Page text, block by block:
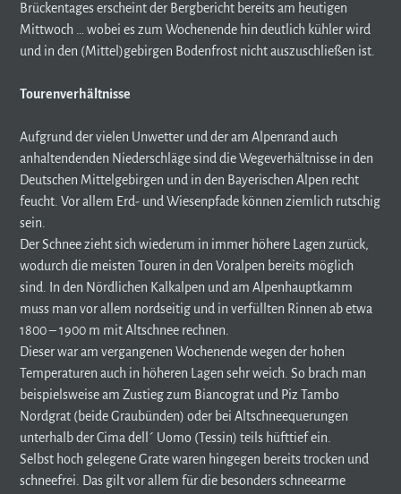
Brückentages erscheint der Bergbericht bereits am heutigen
Mittwoch … wobei es zum Wochenende hin deutlich kühler wird
und in den (Mittel)gebirgen Bodenfrost nicht auszuschließen ist.
Tourenverhältnisse
Aufgrund der vielen Unwetter und der am Alpenrand auch
anhaltendenden Niederschläge sind die Wegeverhältnisse in den
Deutschen Mittelgebirgen und in den Bayerischen Alpen recht
feucht. Vor allem Erd- und Wiesenpfade können ziemlich rutschig
sein.
Der Schnee zieht sich wiederum in immer höhere Lagen zurück,
wodurch die meisten Touren in den Voralpen bereits möglich
sind. In den Nördlichen Kalkalpen und am Alpenhauptkamm
muss man vor allem nordseitig und in verfüllten Rinnen ab etwa
1800 – 1900 m mit Altschnee rechnen.
Dieser war am vergangenen Wochenende wegen der hohen
Temperaturen auch in höheren Lagen sehr weich. So brach man
beispielsweise am Zustieg zum Biancograt und Piz Tambo
Nordgrat (beide Graubünden) oder bei Altschneequerungen
unterhalb der Cima dell´ Uomo (Tessin) teils hüfttief ein.
Selbst hoch gelegene Grate waren hingegen bereits trocken und
schneefrei. Das gilt vor allem für die besonders schneearme